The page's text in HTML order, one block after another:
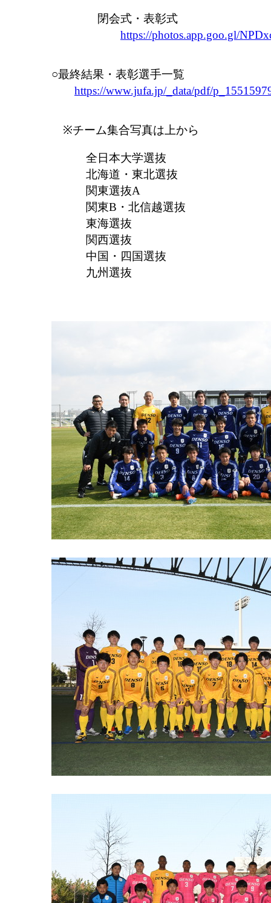
閉会式・表彰式
https://photos.app.goo.gl/
○最終結果・表彰選手一覧
https://www.jufa.jp/_data/pdf/
※チーム集合写真は上から
全日本大学選抜
北海道・東北選抜
関東選抜A
関東B・北信越選抜
東海選抜
関西選抜
中国・四国選抜
九州選抜